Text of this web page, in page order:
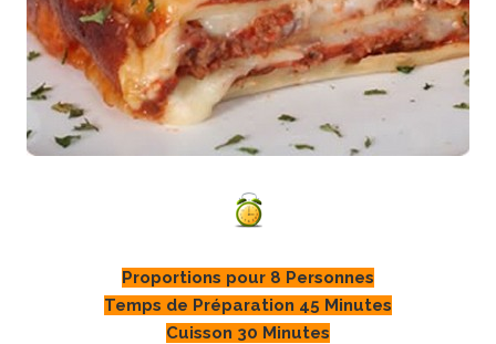
Proportions pour 8 Personnes
Temps de Préparation 45 Minutes
Cuisson 30 Minutes